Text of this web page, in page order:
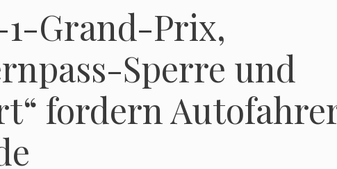
1-Grand-Prix,
Sperre und
fordern